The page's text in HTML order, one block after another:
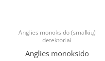
Anglies monoksido (smalkių)
detektoriai
Anglies monoksido